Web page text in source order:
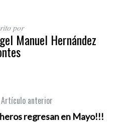
por
Manuel Hernández
Artículo anterior
regresan en Mayo!!!